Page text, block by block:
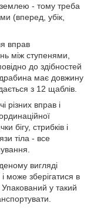
землею - тому треба
(вперед, убік,
вправ
між ступенями,
до здібностей
має довжину
з 12 щаблів.
різних вправ і
бігу, стрибків і
тіла - все
вигляді
може зберігатися в
у такий